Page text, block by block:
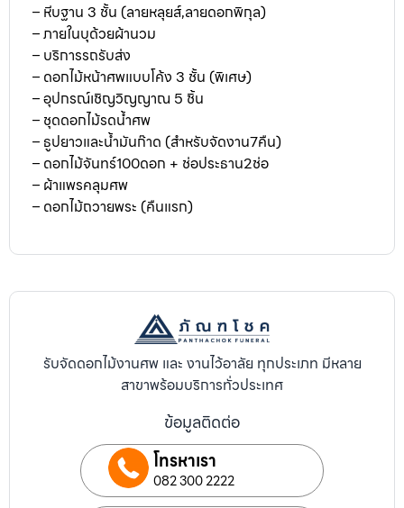
– หีบฐาน 3 ชั้น (ลายหลุยส์,ลายดอกพิกุล)
– ภายในบุด้วยผ้านวม
– บริการรถรับส่ง
– ดอกไม้หน้าศพแบบโค้ง 3 ชั้น (พิเศษ)
– อุปกรณ์เชิญวิญญาณ 5 ชิ้น
– ชุดดอกไม้รดน้ำศพ
– ธูปยาวและน้ำมันก๊าด (สำหรับจัดงาน7คืน)
– ดอกไม้จันทร์100ดอก + ช่อประธาน2ช่อ
– ผ้าแพรคลุมศพ
– ดอกไม้ถวายพระ (คืนแรก)
รับจัดดอกไม้งานศพ และ งานไว้อาลัย ทุกประเภท มีหลาย
สาขาพร้อมบริการทั่วประเทศ
ข้อมูลติดต่อ
โทรหาเรา
082 300 2222